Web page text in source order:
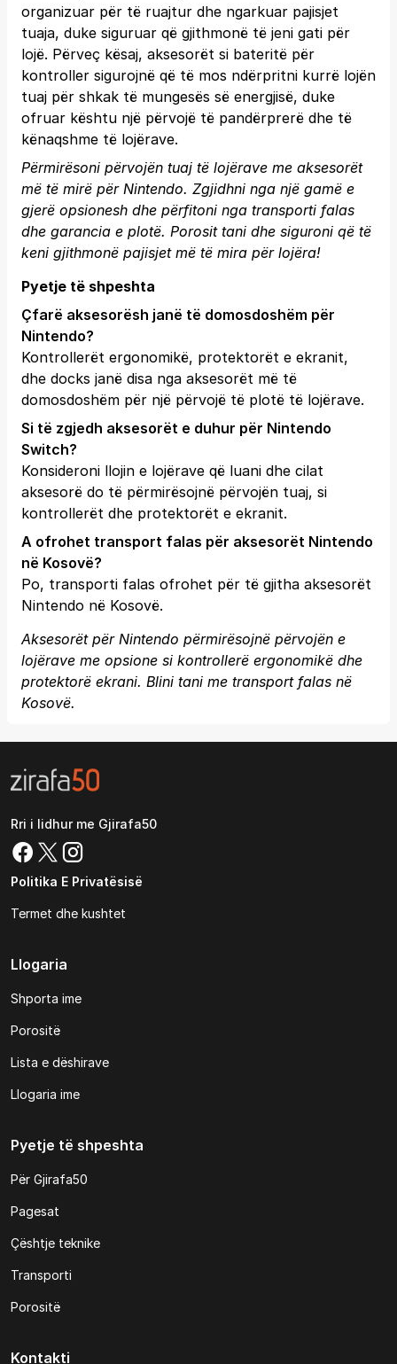
organizuar për të ruajtur dhe ngarkuar pajisjet
tuaja, duke siguruar që gjithmonë të jeni gati për
lojë. Përveç kësaj, aksesorët si bateritë për
kontroller sigurojnë që të mos ndërpritni kurrë lojën
tuaj për shkak të mungesës së energjisë, duke
ofruar kështu një përvojë të pandërprerë dhe të
kënaqshme të lojërave.
Përmirësoni përvojën tuaj të lojërave me aksesorët
më të mirë për Nintendo. Zgjidhni nga një gamë e
gjerë opsionesh dhe përfitoni nga transporti falas
dhe garancia e plotë. Porosit tani dhe siguroni që të
keni gjithmonë pajisjet më të mira për lojëra!
Pyetje të shpeshta
Çfarë aksesorësh janë të domosdoshëm për
Nintendo?
Kontrollerët ergonomikë, protektorët e ekranit,
dhe docks janë disa nga aksesorët më të
domosdoshëm për një përvojë të plotë të lojërave.
Si të zgjedh aksesorët e duhur për Nintendo
Switch?
Konsideroni llojin e lojërave që luani dhe cilat
aksesorë do të përmirësojnë përvojën tuaj, si
kontrollerët dhe protektorët e ekranit.
A ofrohet transport falas për aksesorët Nintendo
në Kosovë?
Po, transporti falas ofrohet për të gjitha aksesorët
Nintendo në Kosovë.
Aksesorët për Nintendo përmirësojnë përvojën e
lojërave me opsione si kontrollerë ergonomikë dhe
protektorë ekrani. Blini tani me transport falas në
Kosovë.
Rri i lidhur me Gjirafa50
Politika E Privatësisë
Termet dhe kushtet
Llogaria
Shporta ime
Porositë
Lista e dëshirave
Llogaria ime
Pyetje të shpeshta
Për Gjirafa50
Pagesat
Çështje teknike
Transporti
Porositë
Kontakti